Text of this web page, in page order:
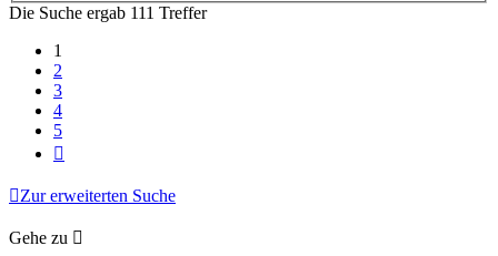
Die Suche ergab 111 Treffer
1
2
3
4
5
Zur erweiterten Suche
Gehe zu